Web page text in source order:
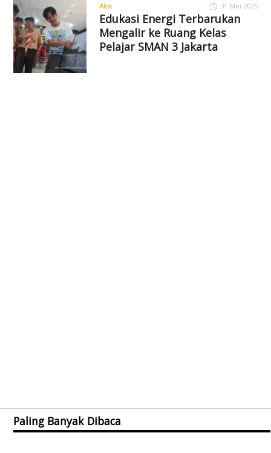
Aksi 31 Mei 2025
Edukasi Energi Terbarukan
Mengalir ke Ruang Kelas
Pelajar SMAN 3 Jakarta
Paling Banyak Dibaca